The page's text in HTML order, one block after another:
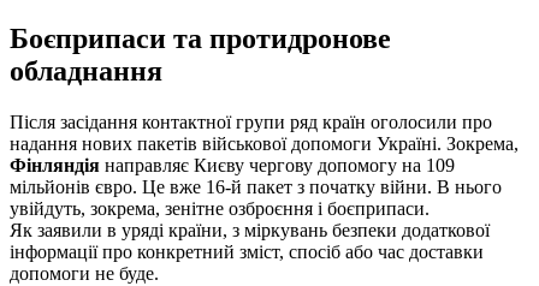
Боєприпаси та протидронове
обладнання
Після засідання контактної групи ряд країн оголосили про
надання нових пакетів військової допомоги Україні. Зокрема,
Фінляндія направляє Києву чергову допомогу на 109
мільйонів євро. Це вже 16-й пакет з початку війни. В нього
увійдуть, зокрема, зенітне озброєння і боєприпаси.
Як заявили в уряді країни, з міркувань безпеки додаткової
інформації про конкретний зміст, спосіб або час доставки
допомоги не буде.